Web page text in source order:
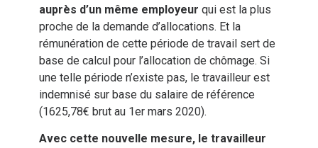
auprès d’un même employeur qui est la plus
proche de la demande d’allocations. Et la
rémunération de cette période de travail sert de
base de calcul pour l’allocation de chômage. Si
une telle période n’existe pas, le travailleur est
indemnisé sur base du salaire de référence
(1625,78€ brut au 1er mars 2020).
Avec cette nouvelle mesure, le travailleur